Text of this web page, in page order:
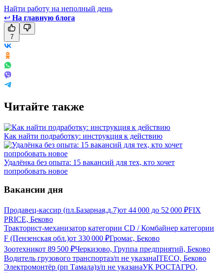
Найти работу на неполный день
↩ На главную блога
7
Читайте также
Как найти подработку: инструкция к действию
Удалёнка без опыта: 15 вакансий для тех, кто хочет
попробовать новое
Вакансии дня
Продавец-кассир (пл.Базарная,д.7)от 44 000 до 52 000 ₽FIX
PRICE, Беково
Тракторист-механизатор категории CD / Комбайнер категории
F (Пензенская обл.)от 330 000 ₽Громас, Беково
Зоотехникот 89 500 ₽Черкизово, Группа предприятий, Беково
Водитель грузового транспортаз/п не указанаITECO, Беково
Электромонтёр (рп Тамала)з/п не указанаУК РОСТАГРО,